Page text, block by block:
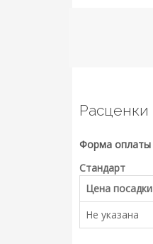
Расценки
Форма оплаты
Стандарт
Цена посадки
Не указана